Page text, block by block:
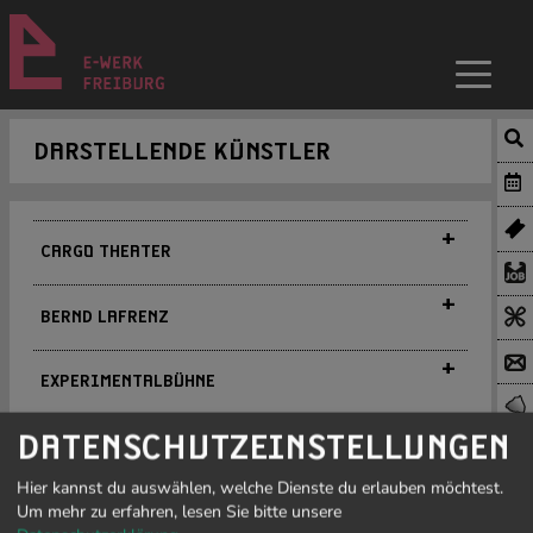
DARSTELLENDE KÜNSTLER
CARGO THEATER
+
www.cargo-theater.de
BERND LAFRENZ
+
www.lafrenz.de
EXPERIMENTALBÜHNE
+
Experimentalbühne im E-WERK
www.experimentalbuehne.de
info@experimentalbuehne.de
Tel. 0761-381191
THEATER L.U.S.T
+
Improtheater
www.theater-lust.de
IMPROTHEATER MAUERBRECHER
+
DATENSCHUTZEINSTELLUNGEN
Hier kannst du auswählen, welche Dienste du erlauben möchtest.
Um mehr zu erfahren, lesen Sie bitte unsere